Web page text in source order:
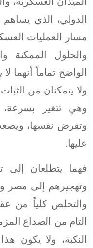
الدولي، الذي
مسار العمليات
والحلول الممكنة
الواضح تماماً أنهما
ولا يتمكنان من
وهي تتغير بسرعة،
وتفرض نفسها،
عليها.
فهما يتطلعان إلى
وتهجيرهم إلى مصر
والتخلص كلياً من
التام من الصداع
النكبة، ولا يكون